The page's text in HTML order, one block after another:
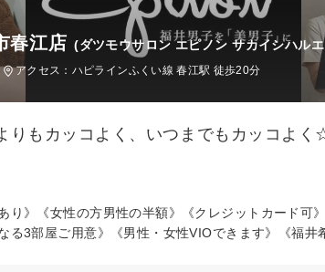
春江店 (ダツモウサロン エピノン サカイシハル
アクセス：ハピラインふくい線 春江駅 徒歩20分
りもカッコよく、いつまでもカッコよ
り》《女性の方男性の半額》《クレジットカード可
る3部屋ご用意》《男性・女性VIOできます》《福井